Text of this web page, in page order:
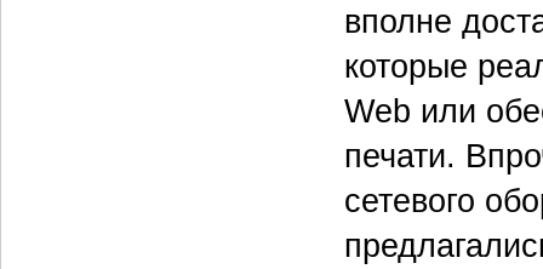
вполне
которые
Web или
печати.
сетевого